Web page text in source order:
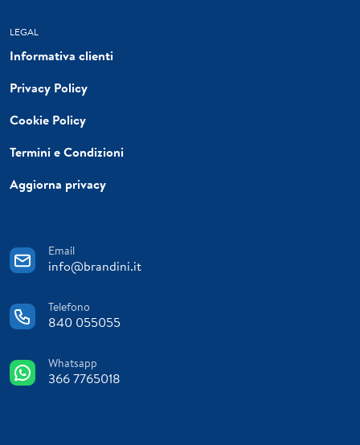
LEGAL
Informativa clienti
Privacy Policy
Cookie Policy
Termini e Condizioni
Aggiorna privacy
Email
info@brandini.it
Telefono
840 055055
Whatsapp
366 7765018